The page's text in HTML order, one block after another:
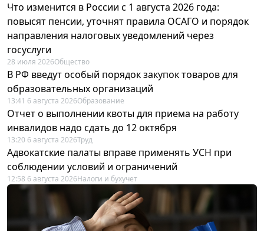
Что изменится в России с 1 августа 2026 года:
повысят пенсии, уточнят правила ОСАГО и порядок
направления налоговых уведомлений через
госуслуги
28 июля 2026Общество
В РФ введут особый порядок закупок товаров для
образовательных организаций
13:41 6 августа 2026Образование
Отчет о выполнении квоты для приема на работу
инвалидов надо сдать до 12 октября
13:20 6 августа 2026Труд
Адвокатские палаты вправе применять УСН при
соблюдении условий и ограничений
12:58 6 августа 2026Налоги и бухучет